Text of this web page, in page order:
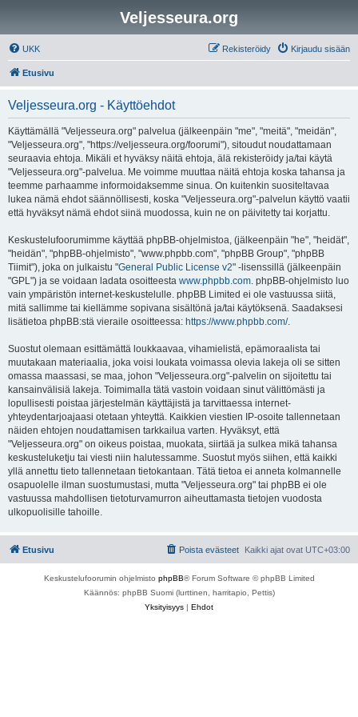
Veljesseura.org
UKK Kirjaudu sisään
Rekisteröidy
Etusivu
Veljesseura.org - Käyttöehdot
Käyttämällä "Veljesseura.org" palvelua (jälkeenpäin "me", "meitä", "meidän",
"Veljesseura.org", "https://veljesseura.org/foorumi"), sitoudut noudattamaan
seuraavia ehtoja. Mikäli et hyväksy näitä ehtoja, älä rekisteröidy ja/tai käytä
"Veljesseura.org"-palvelua. Me voimme muuttaa näitä ehtoja koska tahansa ja
teemme parhaamme informoidaksemme sinua. On kuitenkin suositeltavaa
lukea nämä ehdot säännöllisesti, koska "Veljesseura.org"-palvelun käyttö vaatii
että hyväksyt nämä ehdot siinä muodossa, kuin ne on päivitetty tai korjattu.
Keskustelufoorumimme käyttää phpBB-ohjelmistoa, (jälkeenpäin "he", "heidät",
"heidän", "phpBB-ohjelmisto", "www.phpbb.com", "phpBB Group", "phpBB
Tiimit"), joka on julkaistu "General Public License v2" -lisenssillä (jälkeenpäin
"GPL") ja se voidaan ladata osoitteesta www.phpbb.com. phpBB-ohjelmisto luo
vain ympäristön internet-keskustelulle. phpBB Limited ei ole vastuussa siitä,
mitä sallimme tai kiellämme sopivana sisältönä ja/tai käytöksenä. Saadaksesi
lisätietoa phpBB:stä vieraile osoitteessa: https://www.phpbb.com/.
Suostut olemaan esittämättä loukkaavaa, vihamielistä, epämoraalista tai
muutakaan materiaalia, joka voisi loukata voimassa olevia lakeja oli se sitten
omassa maassasi, se maa, johon "Veljesseura.org"-palvelin on sijoitettu tai
kansainvälisiä lakeja. Toimimalla tätä vastoin voidaan sinut välittömästi ja
lopullisesti poistaa järjestelmän käyttäjistä ja tarvittaessa internet-
yhteydentarjoajaasi otetaan yhteyttä. Kaikkien viestien IP-osoite tallennetaan
näiden ehtojen noudattamisen tarkkailua varten. Hyväksyt, että
"Veljesseura.org" on oikeus poistaa, muokata, siirtää ja sulkea mikä tahansa
keskusteluketju tai viesti niin halutessamme. Suostut myös siihen, että kaikki
yllä annettu tieto tallennetaan tietokantaan. Tätä tietoa ei anneta kolmannelle
osapuolelle ilman suostumustasi, mutta "Veljesseura.org" tai phpBB ei ole
vastuussa mahdollisen tietoturvamurron aiheuttamasta tietojen vuodosta
ulkopuolisille tahoille.
Etusivu Kaikki ajat ovat UTC+03:00
Poista evästeet
Keskustelufoorumin ohjelmisto phpBB® Forum Software © phpBB Limited
Käännös: phpBB Suomi (lurttinen, harritapio, Pettis)
Yksityisyys | Ehdot